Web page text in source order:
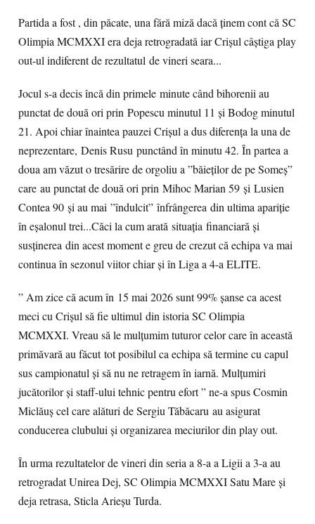
Partida a fost , din păcate, una fără miză dacă ținem cont că SC
Olimpia MCMXXI era deja retrogradată iar Crișul câștiga play
out-ul indiferent de rezultatul de vineri seara...
Jocul s-a decis încă din primele minute când bihorenii au
punctat de două ori prin Popescu minutul 11 și Bodog minutul
21. Apoi chiar înaintea pauzei Crișul a dus diferența la una de
neprezentare, Denis Rusu punctând în minutu 42. În partea a
doua am văzut o tresărire de orgoliu a ”băieților de pe Someș”
care au punctat de două ori prin Mihoc Marian 59 și Lusien
Contea 90 și au mai ”îndulcit” înfrângerea din ultima apariție
în eșalonul trei...Căci la cum arată situația financiară și
susținerea din acest moment e greu de crezut că echipa va mai
continua în sezonul viitor chiar și în Liga a 4-a ELITE.
” Am zice că acum în 15 mai 2026 sunt 99% șanse ca acest
meci cu Crișul să fie ultimul din istoria SC Olimpia
MCMXXI. Vreau să le mulțumim tuturor celor care în această
primăvară au făcut tot posibilul ca echipa să termine cu capul
sus campionatul și să nu ne retragem în iarnă. Mulțumiri
jucătorilor și staff-ului tehnic pentru efort ” ne-a spus Cosmin
Miclăuș cel care alături de Sergiu Tăbăcaru au asigurat
conducerea clubului și organizarea meciurilor din play out.
În urma rezultatelor de vineri din seria a 8-a a Ligii a 3-a au
retrogradat Unirea Dej, SC Olimpia MCMXXI Satu Mare și
deja retrasa, Sticla Arieșu Turda.